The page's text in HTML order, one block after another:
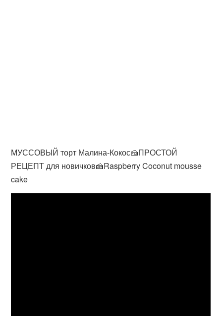
МУССОВЫЙ торт Малина-Кокос🍰ПРОСТОЙ
РЕЦЕПТ для новичков🍰Raspberry Coconut mousse
cake